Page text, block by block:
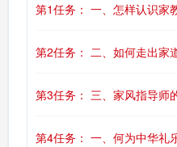
第1任务： 一、怎样认识家
第2任务： 二、如何走出家
第3任务： 三、家风指导师
第4任务： 一、何为中华礼